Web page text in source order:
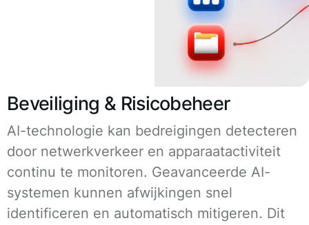
Beveiliging & Risicobeheer
AI-technologie kan bedreigingen detecteren
door netwerkverkeer en apparaatactiviteit
continu te monitoren. Geavanceerde AI-
systemen kunnen afwijkingen snel
identificeren en automatisch mitigeren. Dit